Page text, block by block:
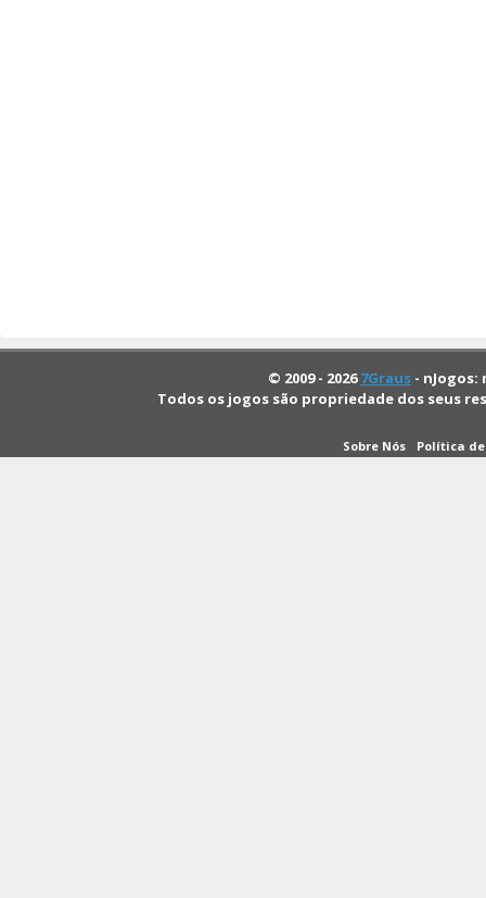
© 2009 - 20267Graus -
Todos os jogos são propriedade dos seus
Sobre Nós Política